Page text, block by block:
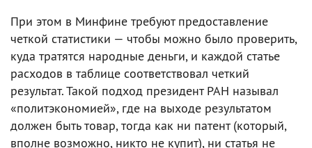
При этом в Минфине требуют предоставление
четкой статистики — чтобы можно было проверить,
куда тратятся народные деньги, и каждой статье
расходов в таблице соответствовал четкий
результат. Такой подход президент РАН называл
«политэкономией», где на выходе результатом
должен быть товар, тогда как ни патент (который,
вполне возможно, никто не купит), ни статья не